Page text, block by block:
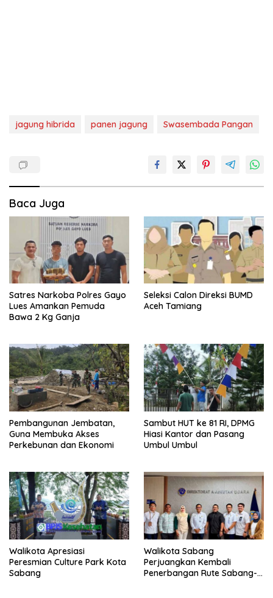
jagung hibrida panen jagung Swasembada Pangan
Baca Juga
Satres Narkoba Polres Gayo
Lues Amankan Pemuda
Bawa 2 Kg Ganja
Seleksi Calon Direksi BUMD
Aceh Tamiang
Pembangunan Jembatan,
Guna Membuka Akses
Perkebunan dan Ekonomi
Sambut HUT ke 81 RI, DPMG
Hiasi Kantor dan Pasang
Umbul Umbul
Walikota Apresiasi
Peresmian Culture Park Kota
Sabang
Walikota Sabang
Perjuangkan Kembali
Penerbangan Rute Sabang-